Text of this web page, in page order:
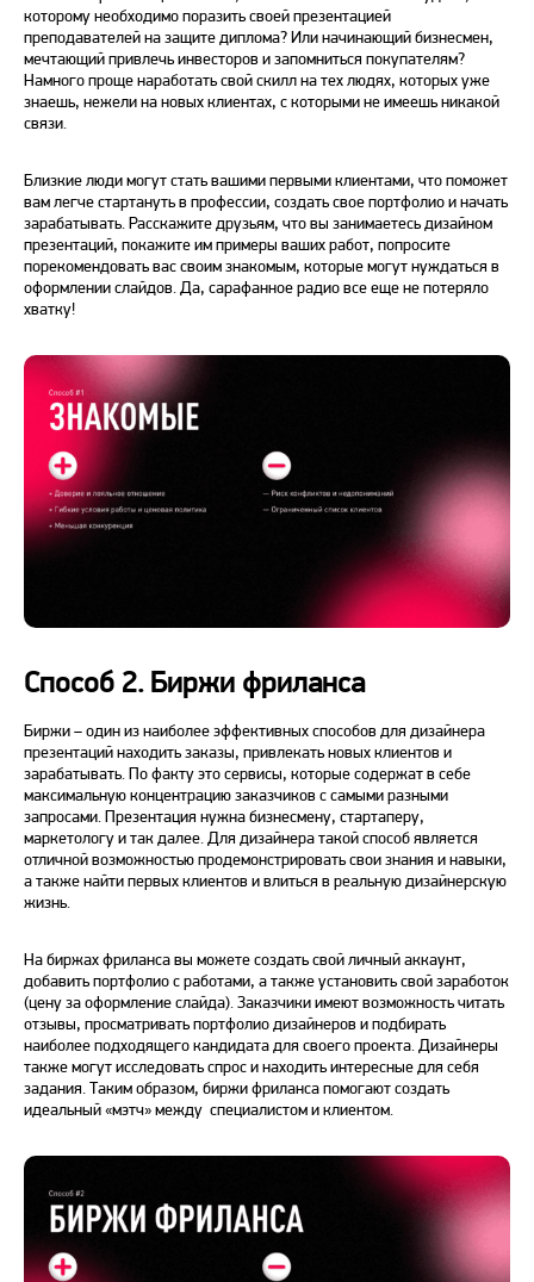
которому необходимо поразить своей презентацией
преподавателей на защите диплома? Или начинающий бизнесмен,
мечтающий привлечь инвесторов и запомниться покупателям?
Намного проще наработать свой скилл на тех людях, которых уже
знаешь, нежели на новых клиентах, с которыми не имеешь никакой
связи.
Близкие люди могут стать вашими первыми клиентами, что поможет
вам легче стартануть в профессии, создать свое портфолио и начать
зарабатывать. Расскажите друзьям, что вы занимаетесь дизайном
презентаций, покажите им примеры ваших работ, попросите
порекомендовать вас своим знакомым, которые могут нуждаться в
оформлении слайдов. Да, сарафанное радио все еще не потеряло
хватку!
Способ 2. Биржи фриланса
Биржи – один из наиболее эффективных способов для дизайнера
презентаций находить заказы, привлекать новых клиентов и
зарабатывать. По факту это сервисы, которые содержат в себе
максимальную концентрацию заказчиков с самыми разными
запросами. Презентация нужна бизнесмену, стартаперу,
маркетологу и так далее. Для дизайнера такой способ является
отличной возможностью продемонстрировать свои знания и навыки,
а также найти первых клиентов и влиться в реальную дизайнерскую
жизнь.
На биржах фриланса вы можете создать свой личный аккаунт,
добавить портфолио с работами, а также установить свой заработок
(цену за оформление слайда). Заказчики имеют возможность читать
отзывы, просматривать портфолио дизайнеров и подбирать
наиболее подходящего кандидата для своего проекта. Дизайнеры
также могут исследовать спрос и находить интересные для себя
задания. Таким образом, биржи фриланса помогают создать
идеальный «мэтч» между специалистом и клиентом.